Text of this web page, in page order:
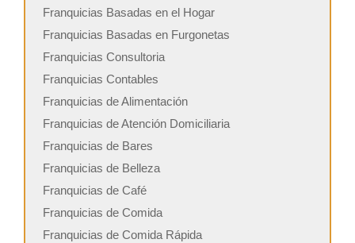
Franquicias Basadas en el Hogar
Franquicias Basadas en Furgonetas
Franquicias Consultoria
Franquicias Contables
Franquicias de Alimentación
Franquicias de Atención Domiciliaria
Franquicias de Bares
Franquicias de Belleza
Franquicias de Café
Franquicias de Comida
Franquicias de Comida Rápida